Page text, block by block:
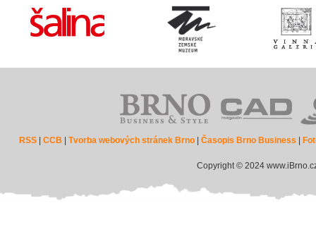
RSS |CCB |Tvorba webových stránek Brno |Časopis Brno Business
Copyright © 2024